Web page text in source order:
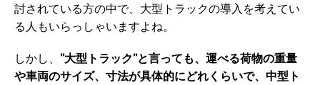
討されている方の中で、大型トラックの導入を考えてい
る人もいらっしゃいますよね。
しかし、 ”大型トラック”と言っても、運べる荷物の重量
や車両のサイズ、寸法が具体的にどれくらいで、中型ト